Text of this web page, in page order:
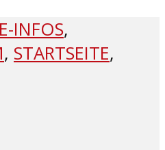
INFOS,
, STARTSEITE,